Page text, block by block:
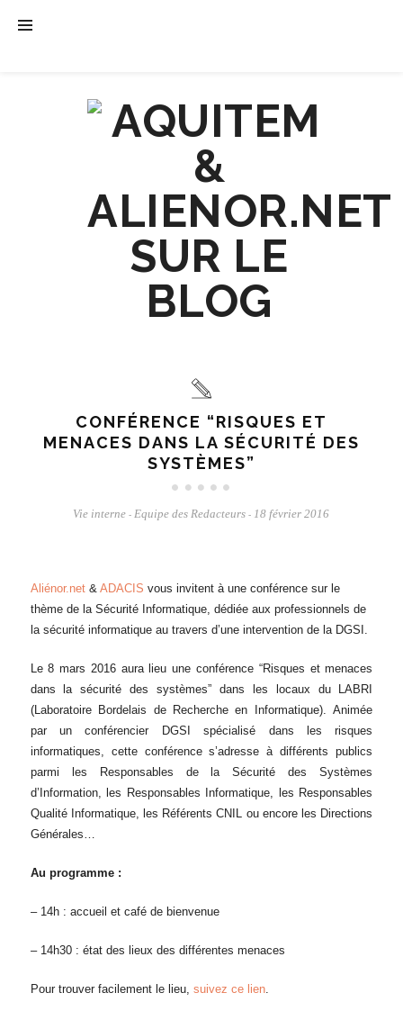
CONFÉRENCE “RISQUES ET
MENACES DANS LA SÉCURITÉ DES
SYSTÈMES”
Vie interne - Equipe des Redacteurs - 18 février 2016
Aliénor.net& ADACIS vous invitent à une conférence sur le
thème de la Sécurité Informatique, dédiée aux professionnels de
la sécurité informatique au travers d’une intervention de la DGSI.
Le 8 mars 2016 aura lieu une conférence “Risques et menaces
dans la sécurité des systèmes” dans les locaux du LABRI
(Laboratoire Bordelais de Recherche en Informatique). Animée
par un conférencier DGSI spécialisé dans les risques
informatiques, cette conférence s’adresse à différents publics
parmi les Responsables de la Sécurité des Systèmes
d’Information, les Responsables Informatique, les Responsables
Qualité Informatique, les Référents CNIL ou encore les Directions
Générales…
Au programme :
– 14h : accueil et café de bienvenue
– 14h30 : état des lieux des différentes menaces
Pour trouver facilement le lieu, suivez ce lien.